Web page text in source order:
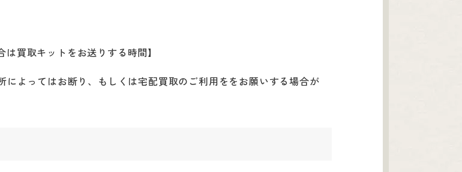
買取キットをお送りする時間】
よってはお断り、もしくは宅配買取のご利用ををお願いする場合が